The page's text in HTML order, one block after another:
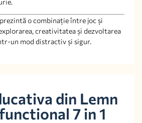
o combinație între joc și
creativitatea și dezvoltarea
un mod distractiv și sigur.
din Lemn
7 in 1